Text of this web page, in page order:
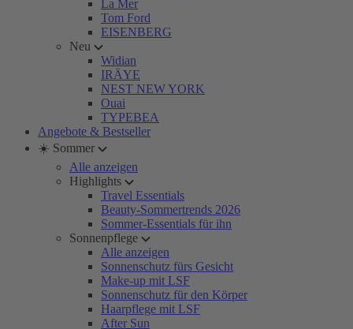
La Mer
Tom Ford
EISENBERG
Neu
Widian
IRÄYE
NEST NEW YORK
Ouai
TYPEBEA
Angebote & Bestseller
☀️ Sommer
Alle anzeigen
Highlights
Travel Essentials
Beauty-Sommertrends 2026
Sommer-Essentials für ihn
Sonnenpflege
Alle anzeigen
Sonnenschutz fürs Gesicht
Make-up mit LSF
Sonnenschutz für den Körper
Haarpflege mit LSF
After Sun